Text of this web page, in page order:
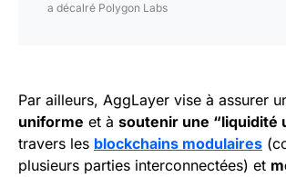
a décalré Polygon Labs
Par ailleurs, AggLayer vise à assurer
uniforme et à soutenir une “liquidité
travers les blockchains modulaires
plusieurs parties interconnectées) et